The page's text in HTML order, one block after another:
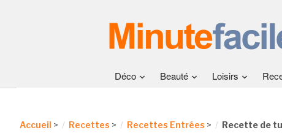
Déco Beauté Loisirs
Accueil > Recettes > Recettes Entrées > Recette de